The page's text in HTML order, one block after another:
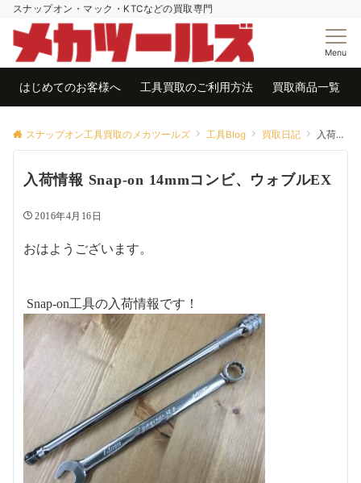
スナップオン・マック・KTCなどの買取専門
Menu
はじめてのお客様へ 工具買取のご利用方法 買取商品一覧
スナップオン工具買取のメカツールズ 工具Blog 買取日記 入荷情報 Snap-on 14mmコンビ、ウォブルEX
入荷情報 Snap-on 14mmコンビ、ウォブルEX
2016年4月16日
おはようございます。
Snap-on工具の入荷情報です！